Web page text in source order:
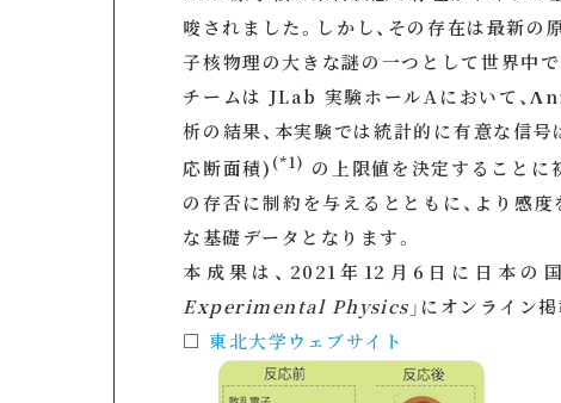
唆されました。しかし、その存在は最新
子核物理の大きな謎の一つとして世界中
チームは JLab 実験ホールAにおいて、
析の結果、本実験では統計的に有意な信
応断面積) (*1) の上限値を決定すること
の存否に制約を与えるとともに、より感
な基礎データとなります。
本成果は、2021年12月6日に日本の
Experimental Physics 」にオンライン
□東北大学ウェブサイト